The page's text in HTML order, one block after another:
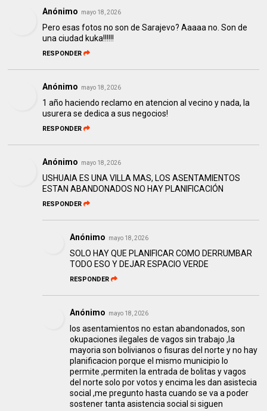
Anónimo mayo 18, 2026
Pero esas fotos no son de Sarajevo? Aaaaa no. Son de
una ciudad kuka!!!!!!
RESPONDER
Anónimo mayo 18, 2026
1 año haciendo reclamo en atencion al vecino y nada, la
usurera se dedica a sus negocios!
RESPONDER
Anónimo mayo 18, 2026
USHUAIA ES UNA VILLA MAS, LOS ASENTAMIENTOS
ESTAN ABANDONADOS NO HAY PLANIFICACIÓN
RESPONDER
Anónimo mayo 18, 2026
SOLO HAY QUE PLANIFICAR COMO DERRUMBAR
TODO ESO Y DEJAR ESPACIO VERDE
RESPONDER
Anónimo mayo 18, 2026
los asentamientos no estan abandonados, son
okupaciones ilegales de vagos sin trabajo ,la
mayoria son bolivianos o fisuras del norte y no hay
planificacion porque el mismo municipio lo
permite ,permiten la entrada de bolitas y vagos
del norte solo por votos y encima les dan asistecia
social ,me pregunto hasta cuando se va a poder
sostener tanta asistencia social si siguen